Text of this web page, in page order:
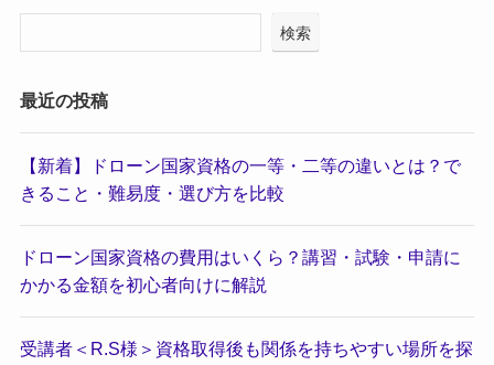
検索
最近の投稿
【新着】ドローン国家資格の一等・二等の違いとは？で
きること・難易度・選び方を比較
ドローン国家資格の費用はいくら？講習・試験・申請に
かかる金額を初心者向けに解説
受講者＜R.S様＞資格取得後も関係を持ちやすい場所を探